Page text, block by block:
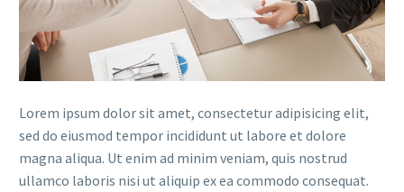
Lorem ipsum dolor sit amet, consectetur adipisicing elit,
sed do eiusmod tempor incididunt ut labore et dolore
magna aliqua. Ut enim ad minim veniam, quis nostrud
ullamco laboris nisi ut aliquip ex ea commodo consequat.